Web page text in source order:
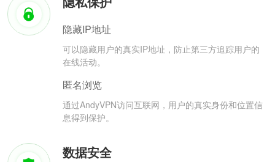
隐藏IP地址
可以隐藏用户的真实IP地址，防止第三方追踪用户的
在线活动。
匿名浏览
通过AndyVPN访问互联网，用户的真实身份和位置信
息得到保护。
数据安全